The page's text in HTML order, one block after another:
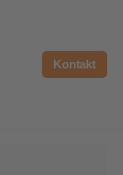
Kontakt